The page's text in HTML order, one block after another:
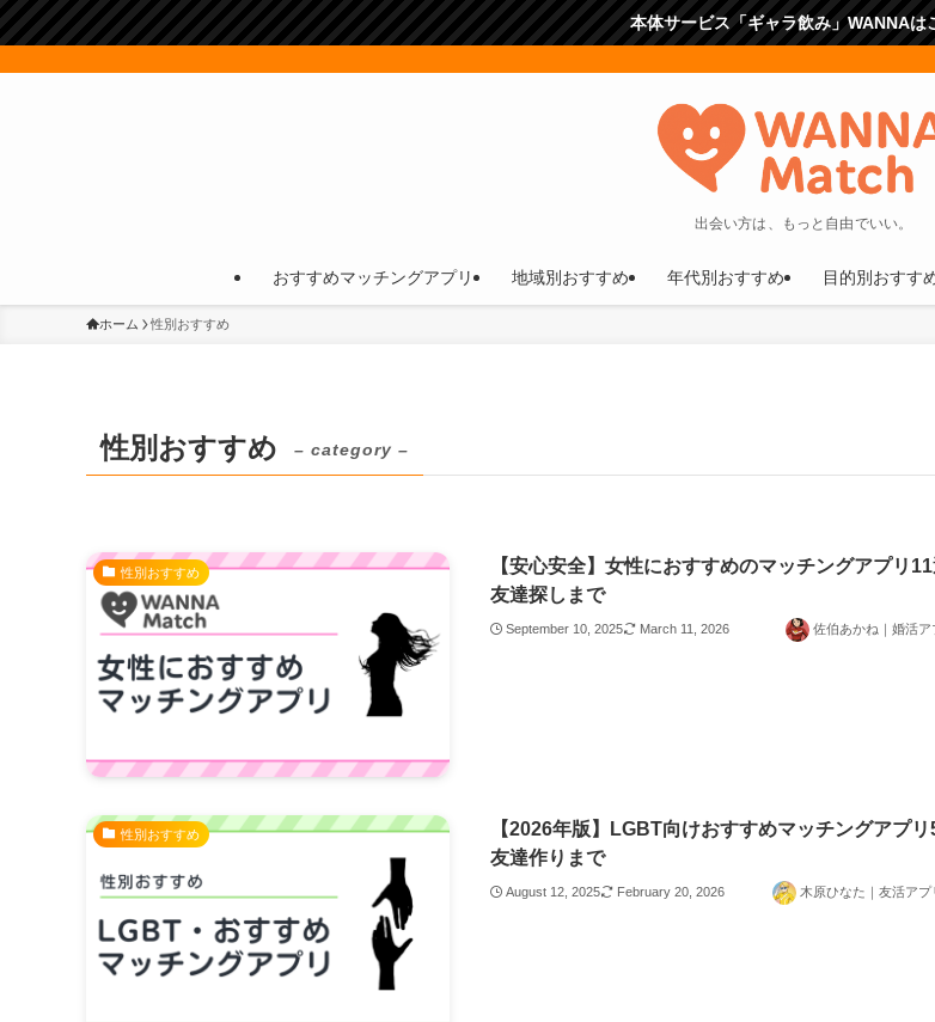
本体サービス「ギャラ飲み」WANNAは
出会い方は、もっと自由でいい。
おすすめマッチングアプリ 地域別おすすめ 年代別おすすめ 目的別おすす
ホーム 性別おすすめ
性別おすすめ – category –
性別おすすめ
【安心安全】女性におすすめのマッチングアプリ
友達探しまで
September 10, 2025 March 11, 2026 佐伯あかね｜婚活
性別おすすめ
【2026年版】LGBT向けおすすめマッチングアプリ
友達作りまで
August 12, 2025 February 20, 2026 木原ひなた｜友活ア